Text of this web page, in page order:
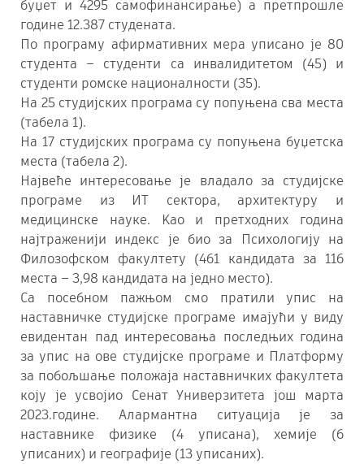
буџет и 4295 самофинансирање) а претпрошле
године 12.387 студената.
По програму афирмативних мера уписано је 80
студента – студенти са инвалидитетом (45) и
студенти ромске националности (35).
На 25 студијских програма су попуњена сва места
(табела 1).
На 17 студијских програма су попуњена буџетска
места (табела 2).
Највеће интересовање је владало за студијске
програме из ИТ сектора, архитектуру и
медицинске науке. Kао и претходних година
најтраженији индекс је био за Психологију на
Филозофском факултету (461 кандидата за 116
места – 3,98 кандидата на једно место).
Са посебном пажњом смо пратили упис на
наставничке студијске програме имајући у виду
евидентан пад интересовања последњих година
за упис на ове студијске програме и Платформу
за побољшање положаја наставничких факултета
коју је усвојио Сенат Универзитета још марта
2023.године. Алармантна ситуација је за
наставнике физике (4 уписана), хемије (6
уписаних) и географије (13 уписаних).